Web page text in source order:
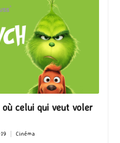
où celui qui veut voler
Cinéma